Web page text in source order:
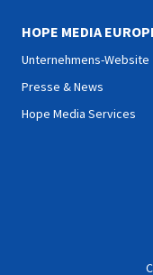
HOPE MEDIA
Unternehmens-Website
Presse & News
Hope Media Services